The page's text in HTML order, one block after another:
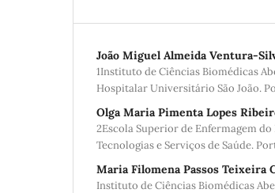
João Miguel Almeida Ventura-
1Instituto de Ciências Biomédicas
Hospitalar Universitário São João.
Olga Maria Pimenta Lopes
2Escola Superior de Enfermagem
Tecnologias e Serviços de Saúde.
Maria Filomena Passos Teixeira
Instituto de Ciências Biomédicas